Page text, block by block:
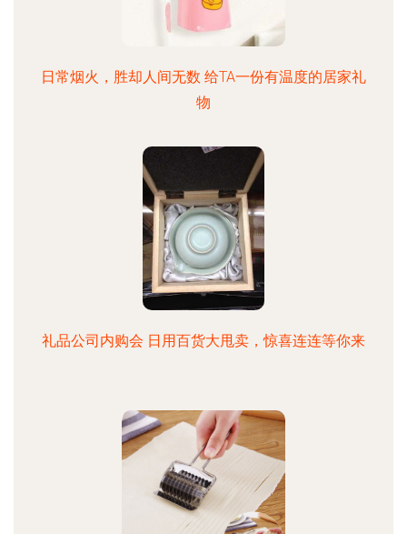
日常烟火，胜却人间无数 给TA一份有温度的居家礼
物
礼品公司内购会 日用百货大甩卖，惊喜连连等你来